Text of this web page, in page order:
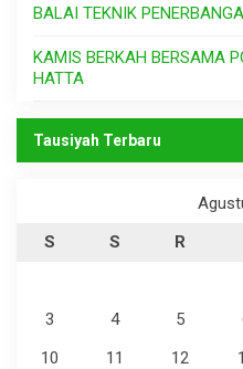
BALAI TEKNIK
KAMIS BERKAH BERSAMA
HATTA
Tausiyah Terbaru
S
S R
3
4 5
10
11 12